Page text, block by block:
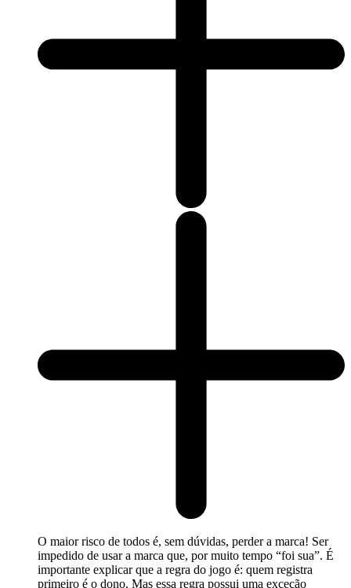
O maior risco de todos é, sem dúvidas, perder a marca! Ser
impedido de usar a marca que, por muito tempo “foi sua”. É
importante explicar que a regra do jogo é: quem registra
primeiro é o dono. Mas essa regra possui uma exceção